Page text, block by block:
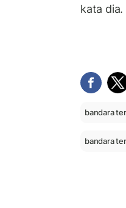
kata dia.
bandara
bandara